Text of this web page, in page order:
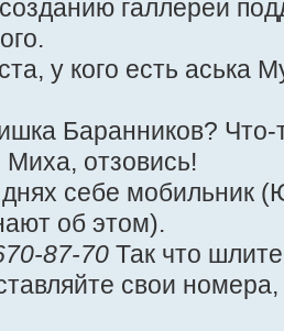
галлереи
у кого есть аська
Баранников? Что-
отзовись!
днях себе мобильник
об этом).
87-70 Так что
свои